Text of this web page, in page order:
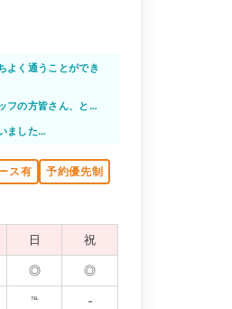
よく通うことができ
フの方皆さん、とて
ました。
ス有
予約優先制
日 祝
◎ ◎
℡ -